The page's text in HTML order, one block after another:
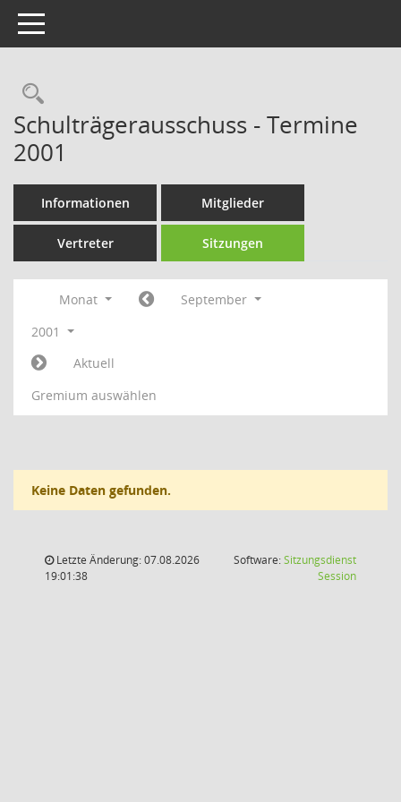
Toggle navigation
Rechercheauswahl
Schulträgerausschuss - Termine
2001
Informationen Mitglieder
Vertreter Sitzungen
Monat
September
2001
Aktuell
Gremium auswählen
Keine Daten gefunden.
Letzte Änderung: 07.08.2026
19:01:38
Software:Sitzungsdienst
Session(Wird in